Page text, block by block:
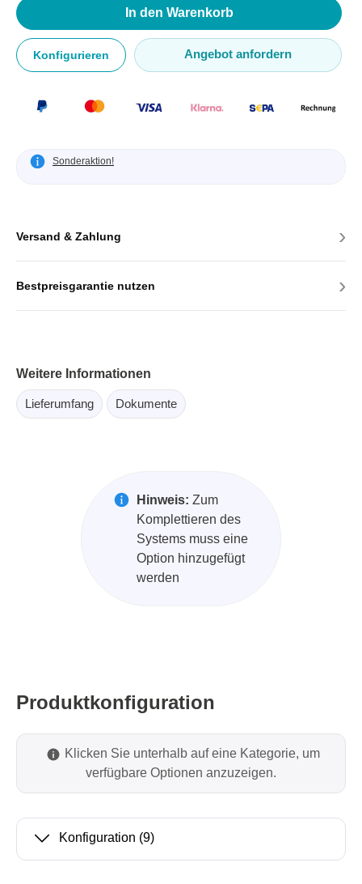
In den Warenkorb
Konfigurieren Angebot anfordern
Sonderaktion!
Versand & Zahlung ›
Bestpreisgarantie nutzen ›
Weitere Informationen
Lieferumfang Dokumente
Hinweis: Zum
Komplettieren des
Systems muss eine
Option hinzugefügt
werden
Produktkonfiguration
Klicken Sie unterhalb auf eine Kategorie, um
verfügbare Optionen anzuzeigen.
Konfiguration (9)